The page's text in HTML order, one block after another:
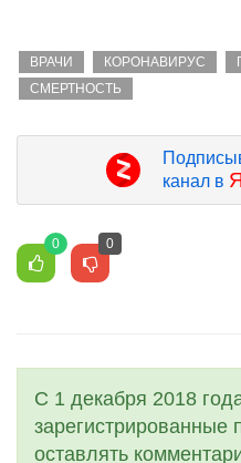
ВРАЧИ КОРОНАВИРУС
СМЕРТНОСТЬ
канал в
0 0
С 1 декабря 2018
зарегистрированные
оставлять